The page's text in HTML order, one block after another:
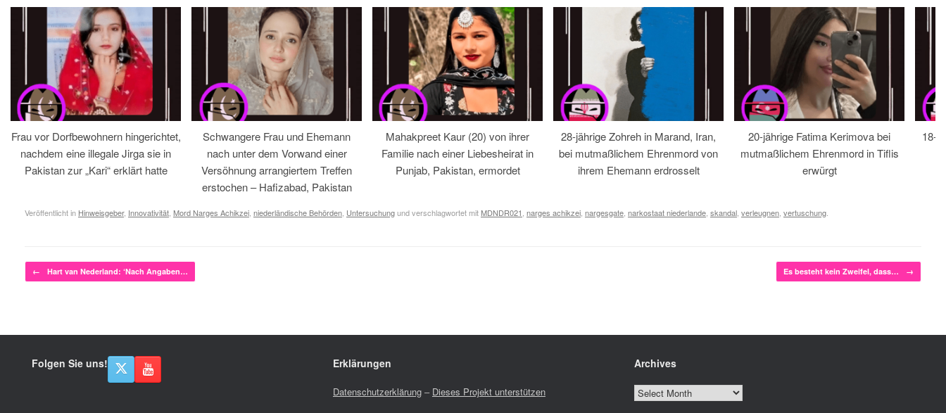
Frau vor Dorfbewohnern hingerichtet,
nachdem eine illegale Jirga sie in
Pakistan zur „Kari“ erklärt hatte
Schwangere Frau und Ehemann
nach unter dem Vorwand einer
Versöhnung arrangiertem Treffen
erstochen – Hafizabad, Pakistan
Mahakpreet Kaur (20) von ihrer
Familie nach einer Liebesheirat in
Punjab, Pakistan, ermordet
28-jährige Zohreh in Marand, Iran,
bei mutmaßlichem Ehrenmord von
ihrem Ehemann erdrosselt
20-jährige Fatima Kerimova bei
mutmaßlichem Ehrenmord in Tiflis
erwürgt
18-
Veröffentlicht in Hinweisgeber, Innovativität, Mord Narges Achikzei, niederländische Behörden, Untersuchungund verschlagwortet mit MDNDR021, narges achikzei, nargesgate, narkostaat niederlande, skandal, verleugnen, vertuschung.
Beitragsnavigation
← Hart van Nederland: ‘Nach Angaben… Es besteht kein Zweifel, dass… →
Folgen Sie uns! Erklärungen
Datenschutzerklärung– Dieses Projekt unterstützen
Archives
Archives